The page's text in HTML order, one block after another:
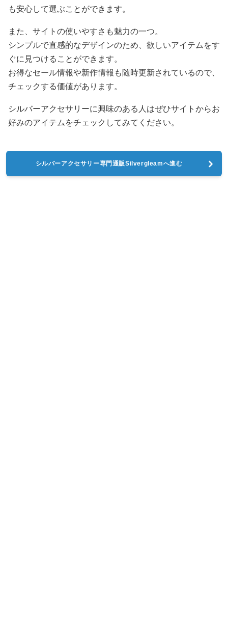
も安心して選ぶことができます。
また、サイトの使いやすさも魅力の一つ。
シンプルで直感的なデザインのため、欲しいアイテムをす
ぐに見つけることができます。
お得なセール情報や新作情報も随時更新されているので、
チェックする価値があります。
シルバーアクセサリーに興味のある人はぜひサイトからお
好みのアイテムをチェックしてみてください。
シルバーアクセサリー専門通販Silvergleamへ進む